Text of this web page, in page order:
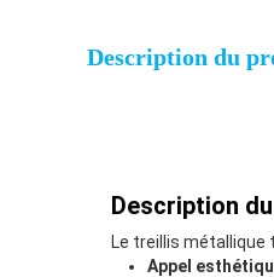
Description du
Description
Le treillis
Appel